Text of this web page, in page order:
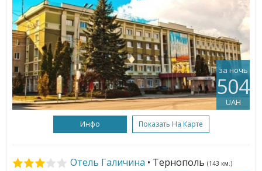
за ночь
504
UAH
Инфо Показать На Карте
Отель Галичина • Тернополь (143 км.)